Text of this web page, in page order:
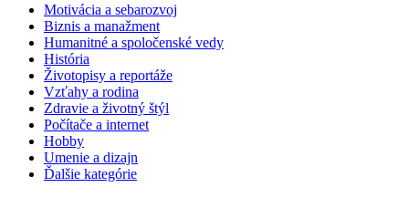
Motivácia a sebarozvoj
Biznis a manažment
Humanitné a spoločenské vedy
História
Životopisy a reportáže
Vzťahy a rodina
Zdravie a životný štýl
Počítače a internet
Hobby
Umenie a dizajn
Ďalšie kategórie